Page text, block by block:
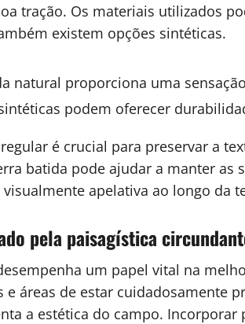
tração. Os materiais utilizados
existem opções sintéticas.
natural proporciona uma
podem oferecer
é crucial para preservar a
batida pode ajudar a manter as
apelativa ao longo da
pela paisagística
um papel vital na
e áreas de estar cuidadosamente
a estética do campo.